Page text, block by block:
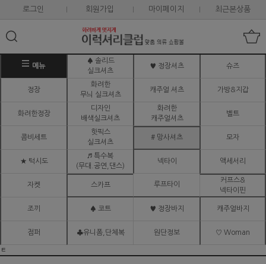
로그인 회원가입 마이페이지 최근본상품
메뉴
♠ 솔리드
실크셔츠
♥ 정장셔츠 슈즈
정장
화려한
무늬 실크셔츠
캐주얼 셔츠 가방&지갑
화려한정장
디자인
배색실크셔츠
화려한
캐주얼셔츠
벨트
콤비세트
핫픽스
실크셔츠
# 망사셔츠 모자
★ 턱시도
♬ 특수복
(무대.공연,댄스)
넥타이 액세서리
자켓 스카프 루프타이
커프스&
넥타이핀
조끼 ♠ 코트 ♥ 정장바지 캐주얼바지
점퍼 ♣유니폼,단체복 원단정보 ♡ Woman
ㅌ